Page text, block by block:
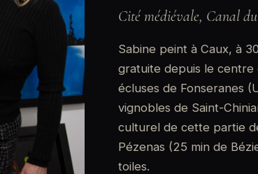
Cité médiévale, Canal
Sabine peint à Caux, à
gratuite depuis le centre
écluses de Fonseranes
vignobles de Saint-
culturel de cette partie
Pézenas (25 min de
toiles.